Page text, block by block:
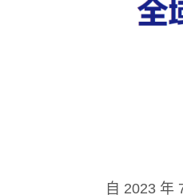
自 2023 年